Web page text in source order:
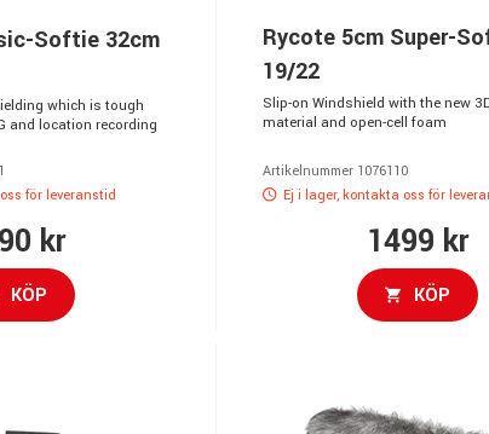
Softie 32cm
which is tough
and location recording
för leveranstid
kr
KÖP
Rycote 5cm Super-
19/22
Slip-on Windshield with the new
material and open-cell foam
Artikelnummer 1076110
Ej i lager, kontakta oss för
1499 kr
KÖP